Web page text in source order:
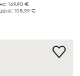
169,90 €
105,99 €